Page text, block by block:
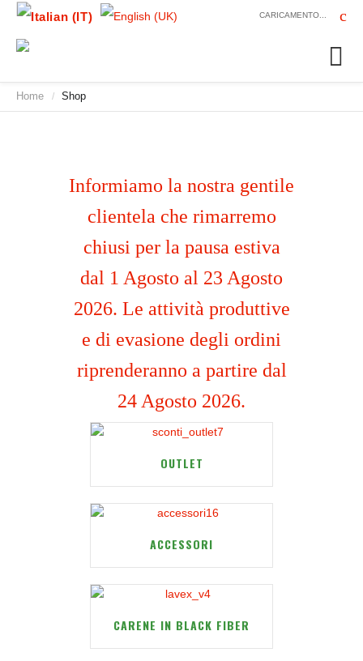
CARICAMENTO...
Home / Shop
Informiamo la nostra gentile
clientela che rimarremo
chiusi per la pausa estiva
dal 1 Agosto al 23 Agosto
2026. Le attività produttive
e di evasione degli ordini
riprenderanno a partire dal
24 Agosto 2026.
OUTLET
ACCESSORI
CARENE IN BLACK FIBER